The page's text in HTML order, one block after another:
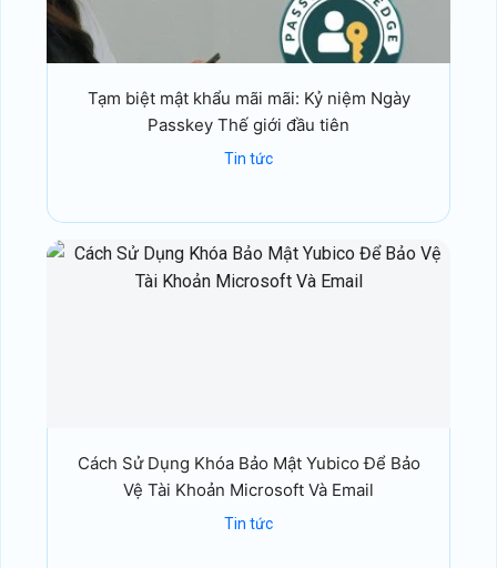
Tạm biệt mật khẩu mãi mãi: Kỷ niệm Ngày
Passkey Thế giới đầu tiên
Tin tức
Cách Sử Dụng Khóa Bảo Mật Yubico Để Bảo
Vệ Tài Khoản Microsoft Và Email
Tin tức